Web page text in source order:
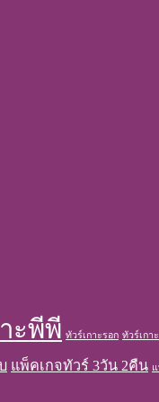
ะพีพี ทัวร์เกาะรอก ทัวร์เกา
แพ็คเกจทัวร์ 3วัน 2คืน